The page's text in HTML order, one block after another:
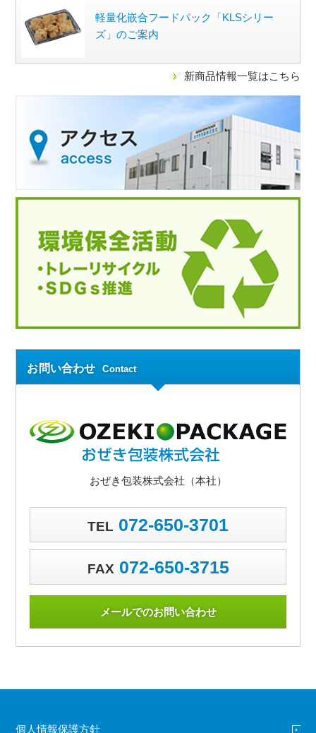
軽量化嵌合フードパック「KLSシリー
ズ」のご案内
新商品情報一覧はこちら
お問い合わせ Contact
おぜき包装株式会社（本社）
TEL 072-650-3701
FAX 072-650-3715
メールでのお問い合わせ
個人情報保護方針